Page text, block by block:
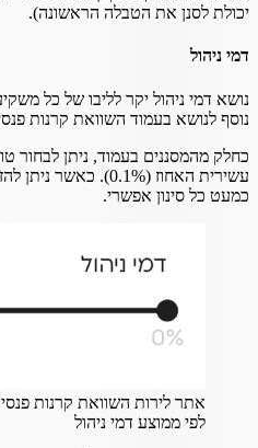
יכולת לסנן את הטבלה הראשונה).
דמי ניהול
נושא דמי ניהול יקר לליבו של כל
נוסף לנושא בעמוד השוואת קרנות
כחלק מהמסננים בעמוד, ניתן לבחור
עשירית האחוז (0.1%).
כמעט כל סינון אפשרי.
אתר לירות השוואת קרנות
לפי ממוצע דמי ניהול